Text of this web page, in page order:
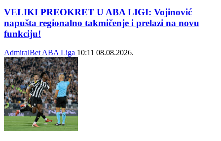
VELIKI PREOKRET U ABA LIGI: Vojinović
napušta regionalno takmičenje i prelazi na novu
funkciju!
AdmiralBet ABA Liga 10:11 08.08.2026.